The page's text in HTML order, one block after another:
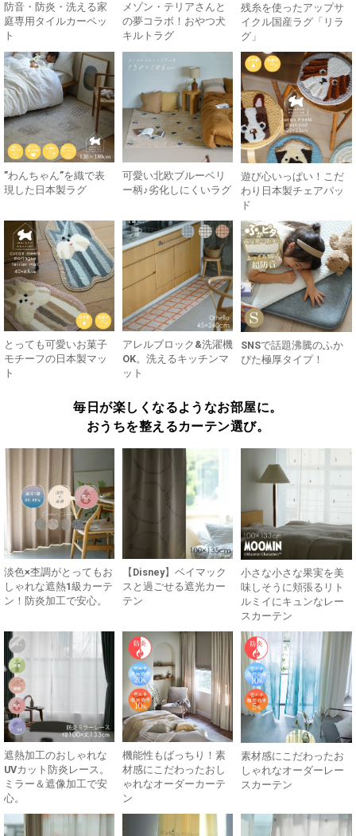
防音・防炎・洗える家
庭専用タイルカーペッ
ト
メゾン・テリアさんと
の夢コラボ！おやつ犬
キルトラグ
残糸を使ったアップサ
イクル国産ラグ「リラ
グ」
”わんちゃん”を織で表
現した日本製ラグ
可愛い北欧ブルーベリ
ー柄♪劣化しにくいラグ
遊び心いっぱい！こだ
わり日本製チェアパッ
ド
とっても可愛いお菓子
モチーフの日本製マッ
ト
アレルブロック&洗濯機
OK。洗えるキッチンマ
ット
SNSで話題沸騰のふか
ぴた極厚タイプ！
毎日が楽しくなるようなお部屋に。
おうちを整えるカーテン選び。
淡色×杢調がとってもお
しゃれな遮熱1級カーテ
ン！防炎加工で安心。
【Disney】ベイマック
スと過ごせる遮光カー
テン
小さな小さな果実を美
味しそうに頬張るリト
ルミイにキュンなレー
スカーテン
遮熱加工のおしゃれな
UVカット防炎レース。
ミラー＆遮像加工で安
心。
機能性もばっちり！素
材感にこだわったおし
ゃれなオーダーカーテ
ン
素材感にこだわったお
しゃれなオーダーレー
スカーテン